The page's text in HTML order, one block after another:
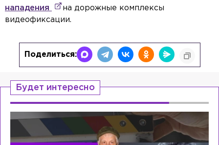
нападения
на дорожные комплексы
видеофиксации.
Поделиться:
Будет интересно